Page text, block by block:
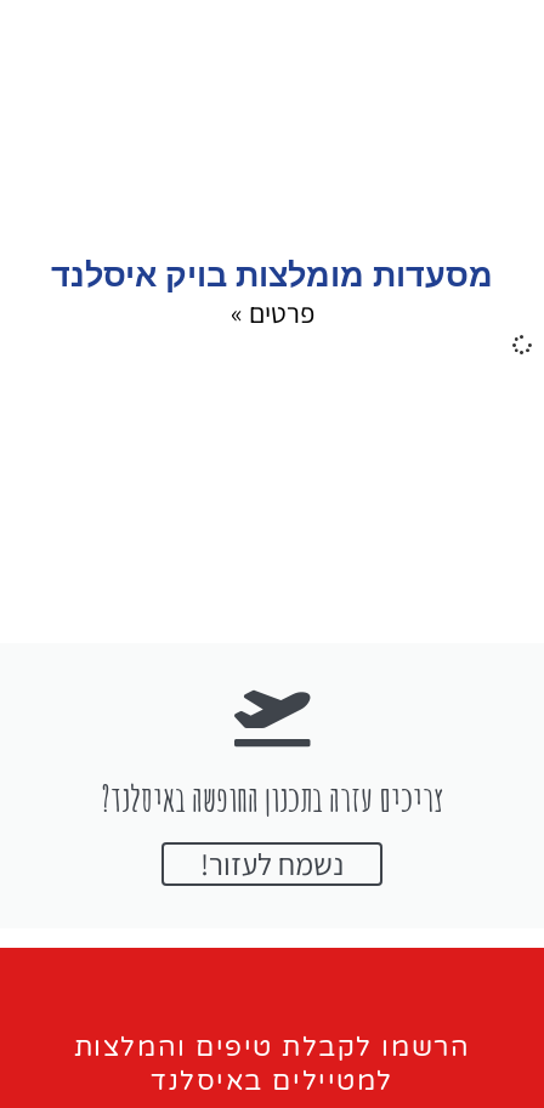
מסעדות מומלצות בויק איסלנד
פרטים »
צריכים עזרה בתכנון החופשה באיסלנד?
נשמח לעזור!
הרשמו לקבלת טיפים והמלצות
למטיילים באיסלנד